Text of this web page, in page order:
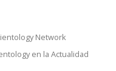
Network
en la Actualidad